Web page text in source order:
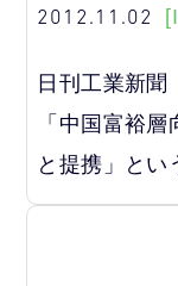
2012.11.02
日刊工業新聞
「中国富裕
と提携」とい